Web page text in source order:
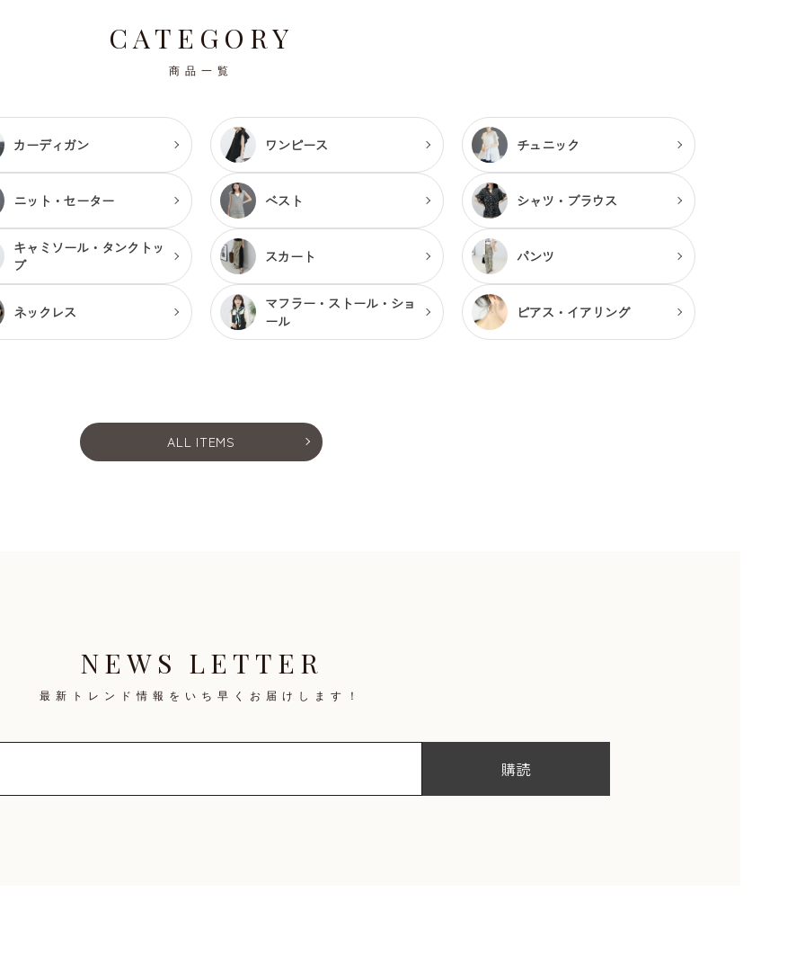
CATEGORY
商品一覧
カーディガン ワンピース チュニック
ニット・セーター ベスト シャツ・ブラウス
キャミソール・ タンクトッ
プ
スカート パンツ
ネックレス
マフラー・ストール・ショ
ール
ピアス・ イアリング
ALL ITEMS
NEWS LETTER
最新トレンド情報を いち早くお届けします！